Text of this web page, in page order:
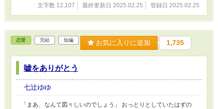
文字数 12,107 最終更新日 2025.02.25 登録日 2025.02.25
恋愛 完結 短編 お気に入りに追加 1,735
嘘をありがとう
七辻ゆゆ
「まあ、なんて図々しいのでしょう」 おっとりとしていたはずの